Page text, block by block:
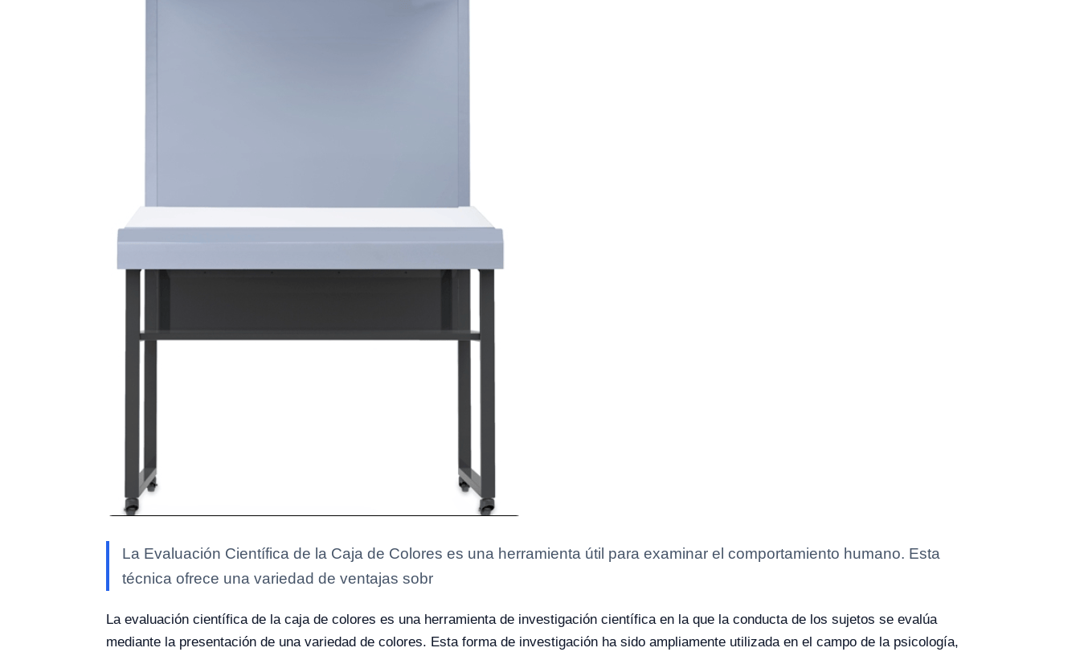
La Evaluación Científica de la Caja de Colores es una herramienta útil para examinar el comportamiento humano. Esta
técnica ofrece una variedad de ventajas sobr
La evaluación científica de la caja de colores es una herramienta de investigación científica en la que la conducta de los sujetos se evalúa
mediante la presentación de una variedad de colores. Esta forma de investigación ha sido ampliamente utilizada en el campo de la psicología,